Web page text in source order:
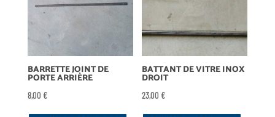
BARRETTE JOINT DE
PORTE ARRIÈRE
8,00 €
BATTANT DE VITRE INOX
DROIT
23,00€